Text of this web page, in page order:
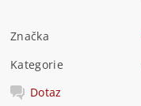
Značka
Kategorie
Dotaz